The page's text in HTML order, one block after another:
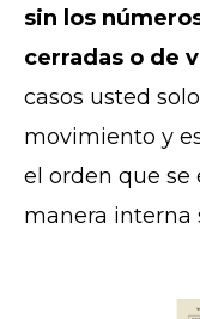
sin los
cerradas o de
casos usted
movimiento y
el orden que se
manera interna